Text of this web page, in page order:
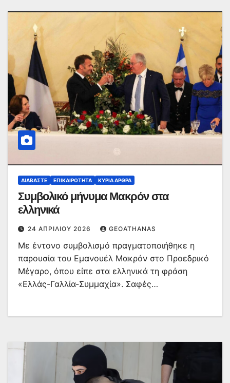
ΔΙΑΒΆΣΤΕ ΕΠΙΚΑΙΡΌΤΗΤΑ ΚΥΡΙΑ ΑΡΘΡΑ
Συμβολικό μήνυμα Μακρόν στα
ελληνικά
24 ΑΠΡΙΛΊΟΥ 2026 GEOATHANAS
Με έντονο συμβολισμό πραγματοποιήθηκε η
παρουσία του Εμανουέλ Μακρόν στο Προεδρικό
Μέγαρο, όπου είπε στα ελληνικά τη φράση
«Ελλάς-Γαλλία-Συμμαχία». Σαφές…